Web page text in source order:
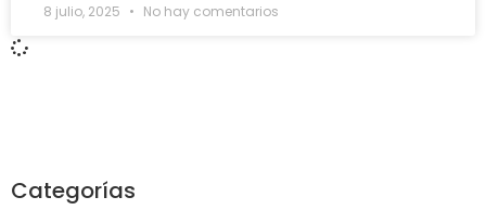
8 julio, 2025 No hay comentarios
Categorías